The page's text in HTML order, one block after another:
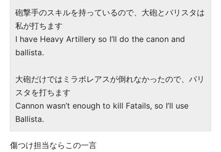
砲撃手のスキルを持っているので、大砲とバリスタは
私が打ちます
I have Heavy Artillery so I’ll do the canon and
ballista.
大砲だけではミラボレアスが倒れなかったので、バリ
スタを打ちます
Cannon wasn’t enough to kill Fatails, so I’ll use
Ballista.
傷つけ担当ならこの一言